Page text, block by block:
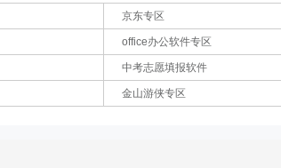
京东专区
office办公软件专区
中考志愿填报软件
金山游侠专区